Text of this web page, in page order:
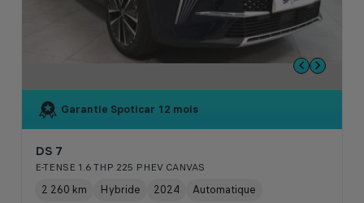
Garantie Spoticar 12 mois
DS 7
E-TENSE 1.6 THP 225 PHEV CANVAS
2 260 km Hybride 2024 Automatique